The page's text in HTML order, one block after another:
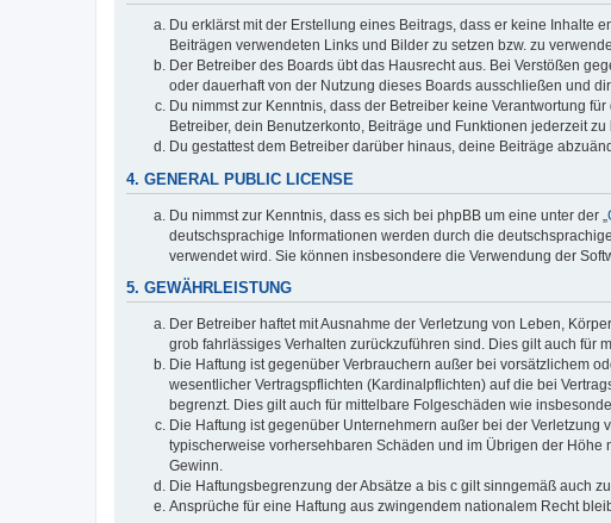
Du erklärst mit der Erstellung eines Beitrags, dass er keine Inhalte
Beiträgen verwendeten Links und Bilder zu setzen bzw. zu
Der Betreiber des Boards übt das Hausrecht aus. Bei Verstößen
oder dauerhaft von der Nutzung dieses Boards ausschließen und
Du nimmst zur Kenntnis, dass der Betreiber keine Verantwortung
Betreiber, dein Benutzerkonto, Beiträge und Funktionen jederzeit
Du gestattest dem Betreiber darüber hinaus, deine Beiträge
4. GENERAL PUBLIC LICENSE
Du nimmst zur Kenntnis, dass es sich bei phpBB um eine unter der „
deutschsprachige Informationen werden durch die
verwendet wird. Sie können insbesondere die Verwendung der
5. GEWÄHRLEISTUNG
Der Betreiber haftet mit Ausnahme der Verletzung von Leben,
grob fahrlässiges Verhalten zurückzuführen sind. Dies gilt auch
Die Haftung ist gegenüber Verbrauchern außer bei vorsätzlichem
wesentlicher Vertragspflichten (Kardinalpflichten) auf die bei
begrenzt. Dies gilt auch für mittelbare Folgeschäden wie
Die Haftung ist gegenüber Unternehmern außer bei der
typischerweise vorhersehbaren Schäden und im Übrigen der
Gewinn.
Die Haftungsbegrenzung der Absätze a bis c gilt sinngemäß auch
Ansprüche für eine Haftung aus zwingendem nationalem Recht